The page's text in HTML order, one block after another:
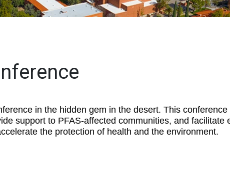
in the hidden gem in the desert. This
support to PFAS-affected communities, and facilitate
the protection of health and the environment.